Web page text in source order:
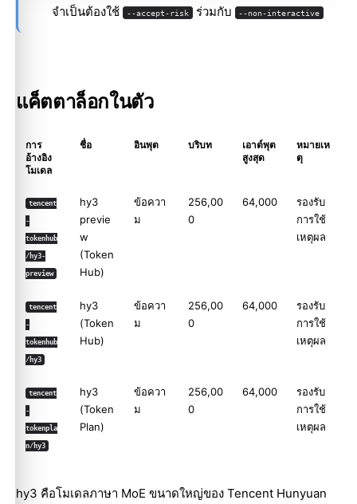
จำเป็นต้องใช้ --accept-risk ร่วมกับ --non-interactive
แค็ตตาล็อกในตัว
การ
อ้างอิง
โมเดล
ชื่อ อินพุต บริบท
เอาต์พุต
สูงสุด
หมายเห
ตุ
tencent
-
tokenhub
/hy3-
preview
hy3
previe
w
(Token
Hub)
ข้อควา
ม
256,00
0
64,000
รองรับ
การใช้
เหตุผล
tencent
-
tokenhub
/hy3
hy3
(Token
Hub)
ข้อควา
ม
256,00
0
64,000
รองรับ
การใช้
เหตุผล
tencent
-
tokenpla
n/hy3
hy3
(Token
Plan)
ข้อควา
ม
256,00
0
64,000
รองรับ
การใช้
เหตุผล
hy3 คือโมเดลภาษา MoE ขนาดใหญ่ของ Tencent Hunyuan